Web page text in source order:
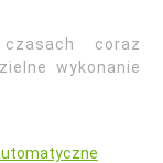
coraz
wykonanie